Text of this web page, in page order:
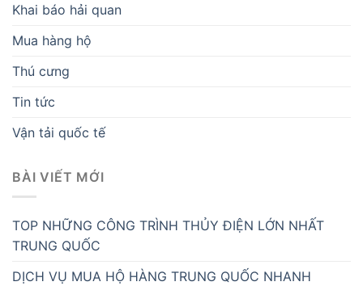
Khai báo hải quan
Mua hàng hộ
Thú cưng
Tin tức
Vận tải quốc tế
BÀI VIẾT MỚI
TOP NHỮNG CÔNG TRÌNH THỦY ĐIỆN LỚN NHẤT
TRUNG QUỐC
DỊCH VỤ MUA HỘ HÀNG TRUNG QUỐC NHANH